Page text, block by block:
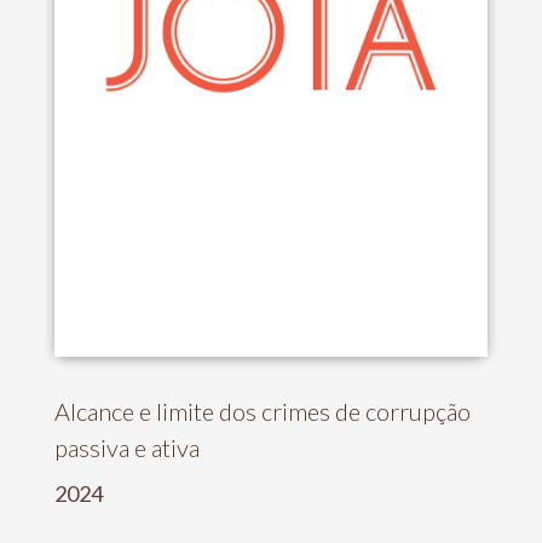
Alcance e limite dos crimes de corrupção
passiva e ativa
2024